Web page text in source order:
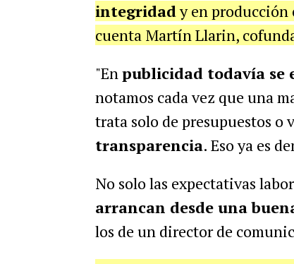
integridady en producción
cuenta Martín Llarin,
"Enpublicidad todavía se
notamos cada vez que una
trata solo de presupuestos o
transparencia. Eso ya es
No solo las expectativas
arrancan desde una
los de un director de